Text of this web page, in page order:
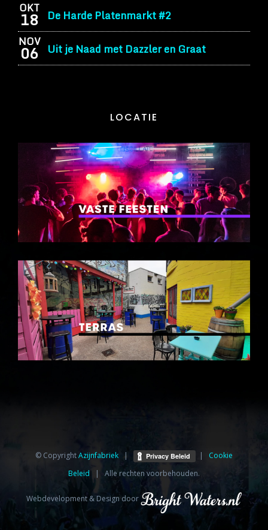
OKT
18 De Harde Platenmarkt #2
NOV
06 Uit je Naad met Dazzler en Graat
LOCATIE
© CopyrightAzijnfabriek⁩ | | Cookie
Beleid | Alle rechten voorbehouden.
Webdevelopment & Design door